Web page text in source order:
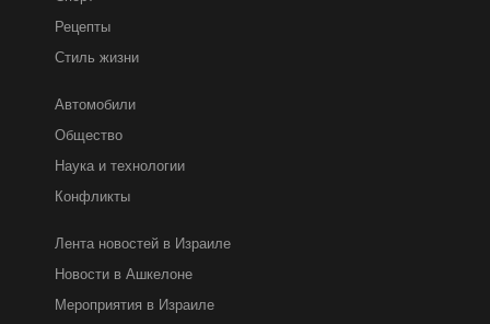
Рецепты
Стиль жизни
Автомобили
Общество
Наука и технологии
Конфликты
Лента новостей в Израиле
Новости в Ашкелоне
Мероприятия в Израиле